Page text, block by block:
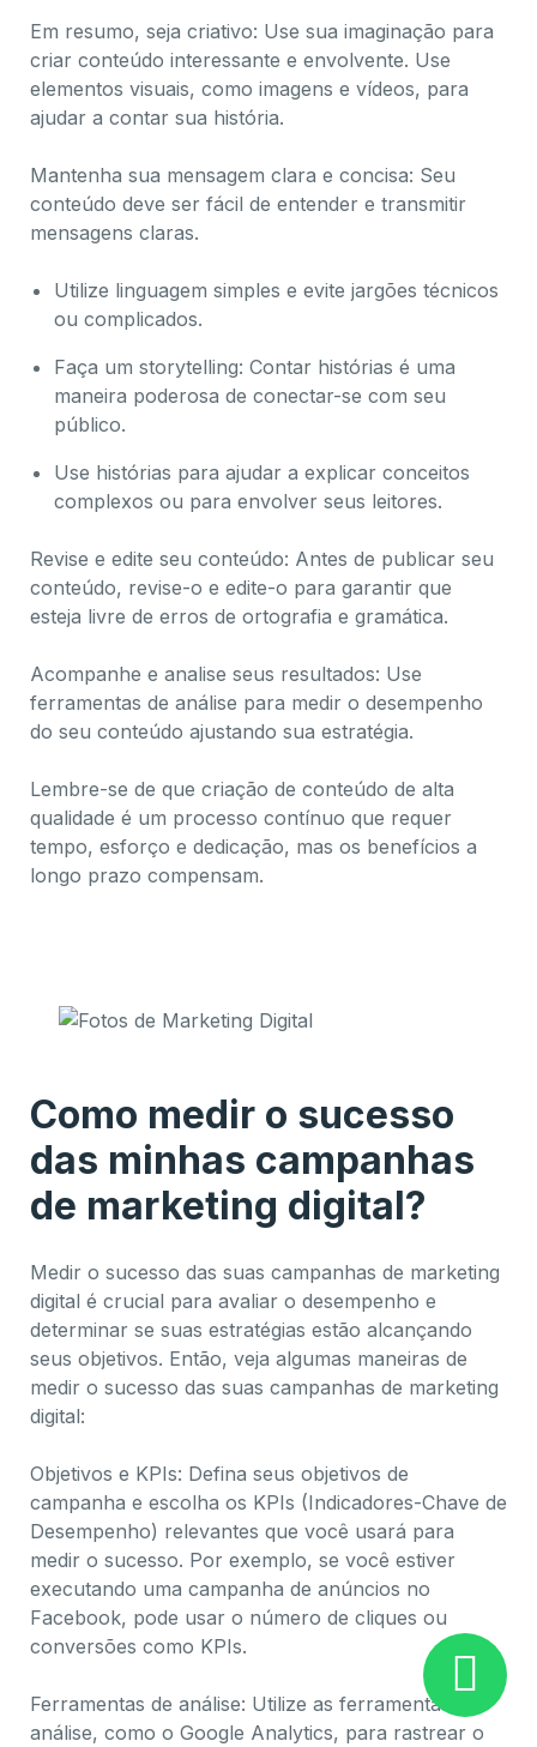
Em resumo, seja criativo: Use sua imaginação para
criar conteúdo interessante e envolvente. Use
elementos visuais, como imagens e vídeos, para
ajudar a contar sua história.
Mantenha sua mensagem clara e concisa: Seu
conteúdo deve ser fácil de entender e transmitir
mensagens claras.
Utilize linguagem simples e evite jargões técnicos
ou complicados.
Faça um storytelling: Contar histórias é uma
maneira poderosa de conectar-se com seu
público.
Use histórias para ajudar a explicar conceitos
complexos ou para envolver seus leitores.
Revise e edite seu conteúdo: Antes de publicar seu
conteúdo, revise-o e edite-o para garantir que
esteja livre de erros de ortografia e gramática.
Acompanhe e analise seus resultados: Use
ferramentas de análise para medir o desempenho
do seu conteúdo ajustando sua estratégia.
Lembre-se de que criação de conteúdo de alta
qualidade é um processo contínuo que requer
tempo, esforço e dedicação, mas os benefícios a
longo prazo compensam.
Como medir o sucesso
das minhas campanhas
de marketing digital?
Medir o sucesso das suas campanhas de marketing
digital é crucial para avaliar o desempenho e
determinar se suas estratégias estão alcançando
seus objetivos. Então, veja algumas maneiras de
medir o sucesso das suas campanhas de marketing
digital:
Objetivos e KPIs: Defina seus objetivos de
campanha e escolha os KPIs (Indicadores-Chave de
Desempenho) relevantes que você usará para
medir o sucesso. Por exemplo, se você estiver
executando uma campanha de anúncios no
Facebook, pode usar o número de cliques ou
conversões como KPIs.
Ferramentas de análise: Utilize as ferramentas de
análise, como o Google Analytics, para rastrear o